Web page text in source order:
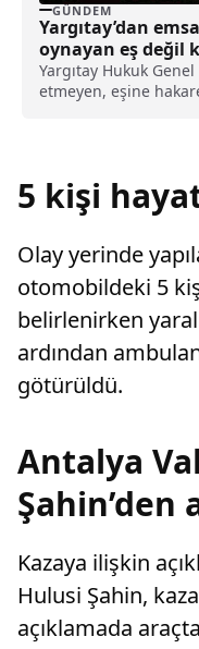
GÜNDEM
Yargıtay’dan
oynayan eş değil
kusurlu sayıldı
Yargıtay Hukuk
etmeyen, eşine
5 kişi
Olay yerinde
otomobildeki 5
belirlenirken
ardından
götürüldü.
Antalya
Şahin’den
Kazaya ilişkin
Hulusi Şahin,
açıklamada